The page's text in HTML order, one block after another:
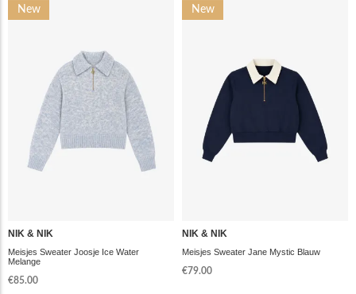
New
NIK & NIK
Meisjes Sweater Joosje Ice Water
Melange
€85.00
New
NIK & NIK
Meisjes Sweater Jane Mystic Blauw
€79.00